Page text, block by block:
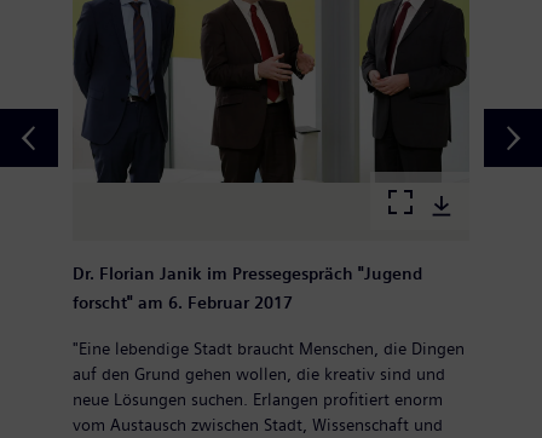
Dr. Florian Janik im Pressegespräch "Jugend
forscht" am 6. Februar 2017
"Eine lebendige Stadt braucht Menschen, die Dingen
auf den Grund gehen wollen, die kreativ sind und
neue Lösungen suchen. Erlangen profitiert enorm
vom Austausch zwischen Stadt, Wissenschaft und